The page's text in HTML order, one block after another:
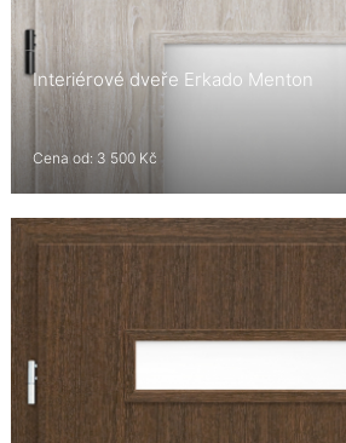
Interiérové dveře Erkado Menton
Cena od: 3 500 Kč